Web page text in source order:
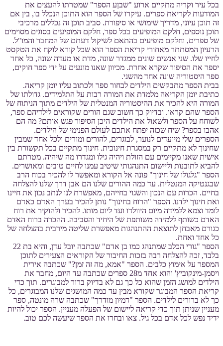
בכל עיר וקריה מתקיים ארוע "שבןע הספר" שמטרתו להעצים את
המודעות לקריאת ספרים. עיקרו של הספר הוא התוכן הנכלל בו, בין אם
זה תוכן עיוני, מדריך שימושי או סיפורת. סביב תוכן זה נכללים מרכיבי
תוכן נוספים, חלקם המופיעים בכל ספר, חלקם המופיעים בסוגים מסוימים
של ספרים, וחלקם מופיעים בהתאם לשיקול דעתם של המחבר והמו"ל.
הרעיון המסתתר מאחורי קריאת הספר הוא שכל קורא לוקח את הטקסט
לחייו שלו. שני אנשים שונים ממגדר שונה, מדת או מעדה שונה, כל אחד
יספר את הסיפור שקרא אחרת. מכיוון שאנו מונעים על ידי ספר חוקים,
ספר היסטוריה שונה אחד מהשני.
בבית הספר מתבקשים הילדים לבחור ספר ולכתוב עליו יומן קריאה.
כתיבת יומן הקריאה מלמדת את המורה רבות על התלמידים. גדולתו של
המורה היא להכיר את ההיסטוריה המנטלית של הילדים מתוך הניתוח של
הספר שהם קראו. ובדיוק כך חשוב שגם הורים שקוראים לילדיהם ספר,
לשוחח על הספר ולשאול את הילדים היכן הסיפור פגש אותם? מה הם
אהבו בספר? שיח שכזה יפתח אתכם לעולם הפנימי של הילדים.
הספרים שלי מיועדים לנוער, לבוגרים, להורים ומורים ולכל אחד שמבין
שחינוך לא מתקיים רק במסגרת חינוכית. חינוך מתקיים בכל תקשורת בין
אישית שאנו מקיימים עם הזולת ויהיה גילו ומגדרו מה שיהיה. מטרתם
להביא לתובנות וליישום התנהגותי שיטיב עמנו לחיים טובים ומאושרים.
הספר "גלגולו של חינוך" פונה אל הקורא ומאפשר לו להכיר בכוח הרב
שבגנטיקה המנטלית. עד כמה ההורים שלנו הם אבן דרך שלנו להצלחה
בחיים. הכרות עם הנכון והשגוי בחייהם, מאפשרת לנו לנתב נכון את חיינו
ואת חינוך ילדנו. הספר "הרוח בחינוך" נותן להכיר בערך האדם כאדם
לומד וצמא ללמידה מיום היוולדו ועד ליום מותו. להכיר ולהוקיר את רוח
האדם כשותף ללמידה משותפת של היחיד והסביבה. ההכרה ברוח האדם
כגורם מאבחן לתוצאת ההתנהגות מאפשרת שליטה מירבית בהצלחה של
כל אחד ואחת.
הספר "גורי הכלב שמתנהג כמו בן אדם" שכתבה יובל עדן, והיא בת 22
בלבד, זכה להצלחה רבה בזכות החיבור של הקוראים הצעירים לתוכן
המספר על אימוץ כלבים. הספר "אמא, מה זה זמן?" שכתבה אירית
ויסמן-מינקוביץ' והוא אחד מ28 ספרים שכתבה עד היום, מחבר את
הילדים למושג הזמן שהוא כל כך גם לא בדיוק ברור למבוגרים. תוך כדי
קריאת הספר המבוגר שקורא מבין עד כמה המושגים שלנו המבוגרים, כל
כך לא ברורים לילדים. הספר "דמיון מודרך" שכתבה שרה מונטה, ספר
מעניין שניתן תוך כדי קריאה ליישום של הפעלה מעניין. הספר יכול להיות
ידיד נפש לכל אדם בכל גיל. צאו ובחרו את הספר שיעשה לכם טוב.